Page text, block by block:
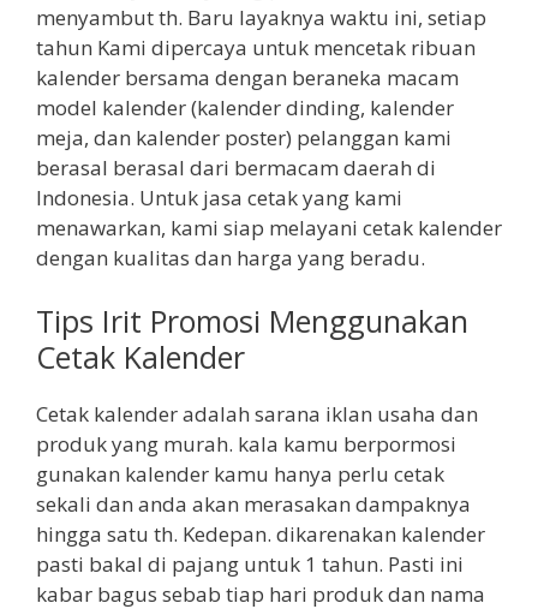
menyambut th. Baru layaknya waktu ini, setiap
tahun Kami dipercaya untuk mencetak ribuan
kalender bersama dengan beraneka macam
model kalender (kalender dinding, kalender
meja, dan kalender poster) pelanggan kami
berasal berasal dari bermacam daerah di
Indonesia. Untuk jasa cetak yang kami
menawarkan, kami siap melayani cetak kalender
dengan kualitas dan harga yang beradu.
Tips Irit Promosi Menggunakan
Cetak Kalender
Cetak kalender adalah sarana iklan usaha dan
produk yang murah. kala kamu berpormosi
gunakan kalender kamu hanya perlu cetak
sekali dan anda akan merasakan dampaknya
hingga satu th. Kedepan. dikarenakan kalender
pasti bakal di pajang untuk 1 tahun. Pasti ini
kabar bagus sebab tiap hari produk dan nama